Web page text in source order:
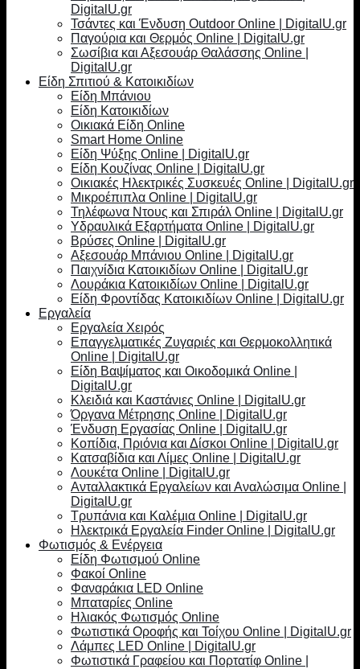
DigitalU.gr
Τσάντες και Ένδυση Outdoor Online | DigitalU.gr
Παγούρια και Θερμός Online | DigitalU.gr
Σωσίβια και Αξεσουάρ Θαλάσσης Online |
DigitalU.gr
Είδη Σπιτιού & Κατοικιδίων
Είδη Μπάνιου
Είδη Κατοικιδίων
Οικιακά Είδη Online
Smart Home Online
Είδη Ψύξης Online | DigitalU.gr
Είδη Κουζίνας Online | DigitalU.gr
Οικιακές Ηλεκτρικές Συσκευές Online | DigitalU.gr
Μικροέπιπλα Online | DigitalU.gr
Τηλέφωνα Ντους και Σπιράλ Online | DigitalU.gr
Υδραυλικά Εξαρτήματα Online | DigitalU.gr
Βρύσες Online | DigitalU.gr
Αξεσουάρ Μπάνιου Online | DigitalU.gr
Παιχνίδια Κατοικιδίων Online | DigitalU.gr
Λουράκια Κατοικιδίων Online | DigitalU.gr
Είδη Φροντίδας Κατοικιδίων Online | DigitalU.gr
Εργαλεία
Εργαλεία Χειρός
Επαγγελματικές Ζυγαριές και Θερμοκολλητικά
Online | DigitalU.gr
Είδη Βαψίματος και Οικοδομικά Online |
DigitalU.gr
Κλειδιά και Καστάνιες Online | DigitalU.gr
Όργανα Μέτρησης Online | DigitalU.gr
Ένδυση Εργασίας Online | DigitalU.gr
Κοπίδια, Πριόνια και Δίσκοι Online | DigitalU.gr
Κατσαβίδια και Λίμες Online | DigitalU.gr
Λουκέτα Online | DigitalU.gr
Ανταλλακτικά Εργαλείων και Αναλώσιμα Online |
DigitalU.gr
Τρυπάνια και Καλέμια Online | DigitalU.gr
Ηλεκτρικά Εργαλεία Finder Online | DigitalU.gr
Φωτισμός & Ενέργεια
Είδη Φωτισμού Online
Φακοί Online
Φαναράκια LED Online
Μπαταρίες Online
Ηλιακός Φωτισμός Online
Φωτιστικά Οροφής και Τοίχου Online | DigitalU.gr
Λάμπες LED Online | DigitalU.gr
Φωτιστικά Γραφείου και Πορτατίφ Online |